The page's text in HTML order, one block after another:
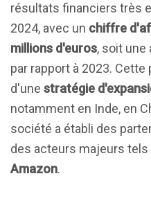
résultats financiers très
2024, avec un chiffre
millions d'euros, soit une
par rapport à 2023.
d'une stratégie
notamment en Inde, en
société a établi des
des acteurs majeurs tels
Amazon.